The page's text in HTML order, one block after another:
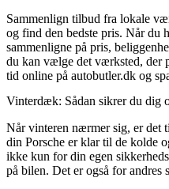
Sammenlign tilbud fra lokale
og find den bedste pris. Når du
sammenligne på pris,
du kan vælge det værksted, der
tid online på autobutler.dk og
Vinterdæk: Sådan sikrer du dig
Når vinteren nærmer sig, er det
din Porsche er klar til de kolde
ikke kun for din egen
på bilen. Det er også for andres